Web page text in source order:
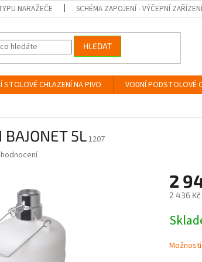
NARAŽEČE SCHÉMA ZAPOJENÍ - VÝČEPNÍ ZAŘÍZENÍ
HLEDAT
STOLOVÉ CHLAZENÍ NA PIVO VODNÍ PODSTOLOVÉ
5L1207
2
2 436 Kč
cena: